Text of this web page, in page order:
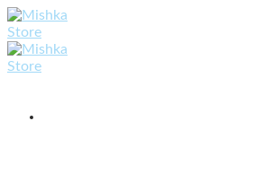
Skip
to
content